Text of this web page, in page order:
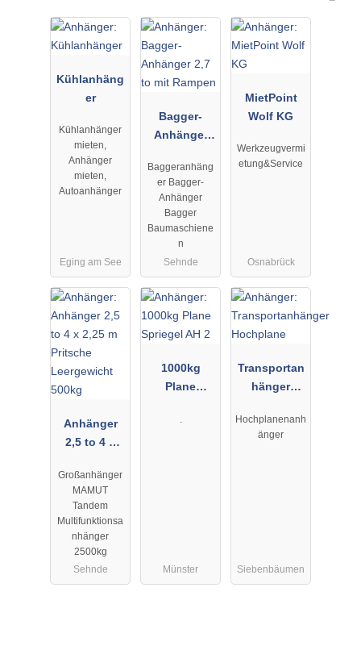
Kühlanhäng
er
Kühlanhänger
mieten,
Anhänger
mieten,
Autoanhänger
Eging am See
Bagger-
Anhänger
Rampen
Baggeranhäng
er Bagger-
Anhänger
Bagger
Baumaschiene
n
Sehnde
MietPoint
Wolf KG
Werkzeugvermi
etung&Service
Osnabrück
Anhänger
2,5 to 4 x
Pritsche
Leergewicht
500kg
Großanhänger
MAMUT
Tandem
Multifunktionsa
nhänger
2500kg
Sehnde
1000kg
Plane
2
Münster
Transportan
hänger
Hochplanenanh
änger
Siebenbäumen